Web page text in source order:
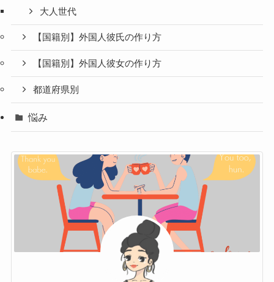
大人世代
【国籍別】外国人彼氏の作り方
【国籍別】外国人彼女の作り方
都道府県別
悩み